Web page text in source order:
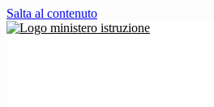
Salta al contenuto